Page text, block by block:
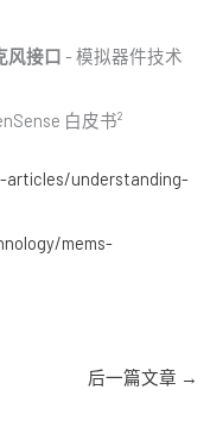
风接口 - 模拟器件技术
白皮书²
understanding-
mems-
后一篇文章 →